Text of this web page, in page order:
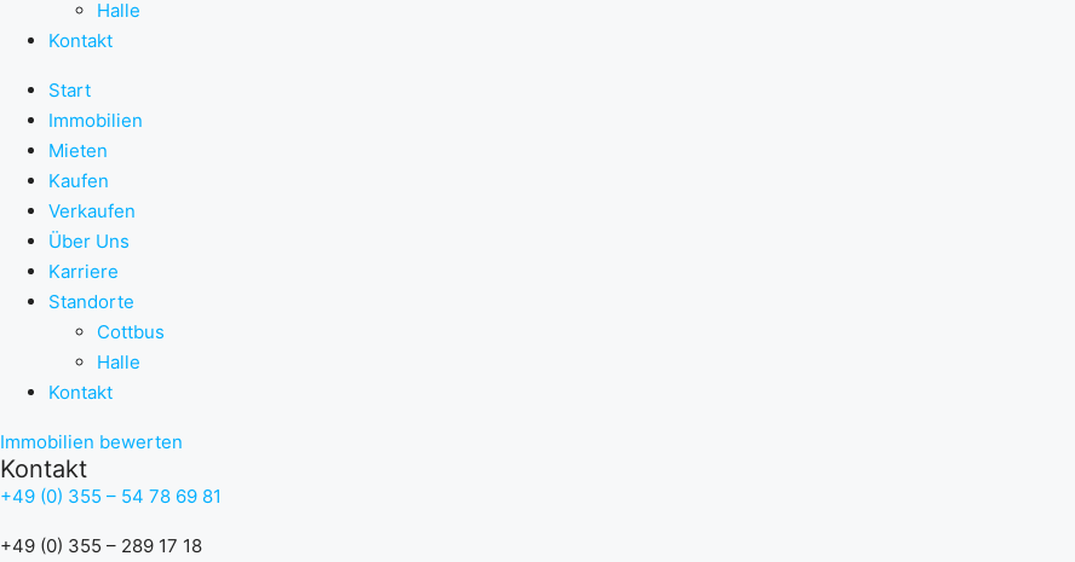
Halle
Kontakt
Start
Immobilien
Mieten
Kaufen
Verkaufen
Über Uns
Karriere
Standorte
Cottbus
Halle
Kontakt
Immobilien bewerten
Kontakt
+49 (0) 355 – 54 78 69 81
+49 (0) 355 – 289 17 18